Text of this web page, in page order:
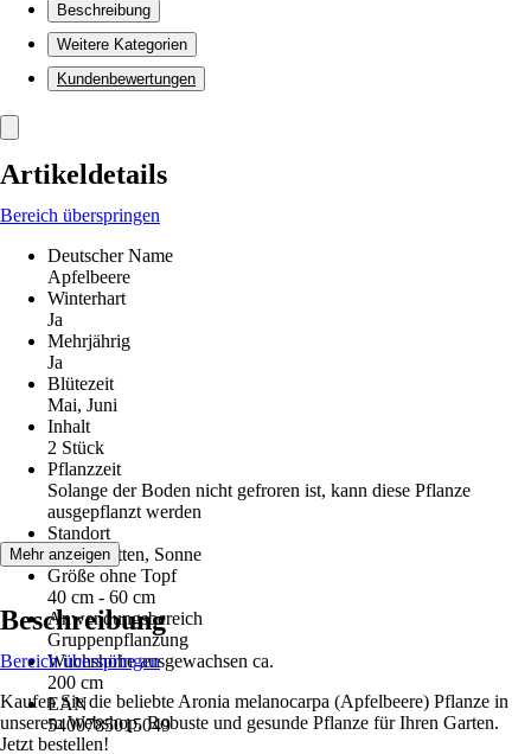
Beschreibung
Weitere Kategorien
Kundenbewertungen
Artikeldetails
Bereich überspringen
Deutscher Name
Apfelbeere
Winterhart
Ja
Mehrjährig
Ja
Blütezeit
Mai, Juni
Inhalt
2 Stück
Pflanzzeit
Solange der Boden nicht gefroren ist, kann diese Pflanze
ausgepflanzt werden
Standort
Halbschatten, Sonne
Größe ohne Topf
40 cm - 60 cm
Anwendungsbereich
Gruppenpflanzung
Wuchshöhe ausgewachsen ca.
200 cm
EAN
5400785015049
Mehr anzeigen
Beschreibung
Bereich überspringen
Kaufen Sie die beliebte Aronia melanocarpa (Apfelbeere) Pflanze in
unserem Webshop. Robuste und gesunde Pflanze für Ihren Garten.
Jetzt bestellen!